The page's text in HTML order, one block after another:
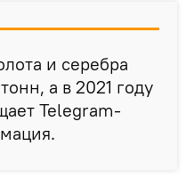
и серебра
а в 2021 году
Telegram-